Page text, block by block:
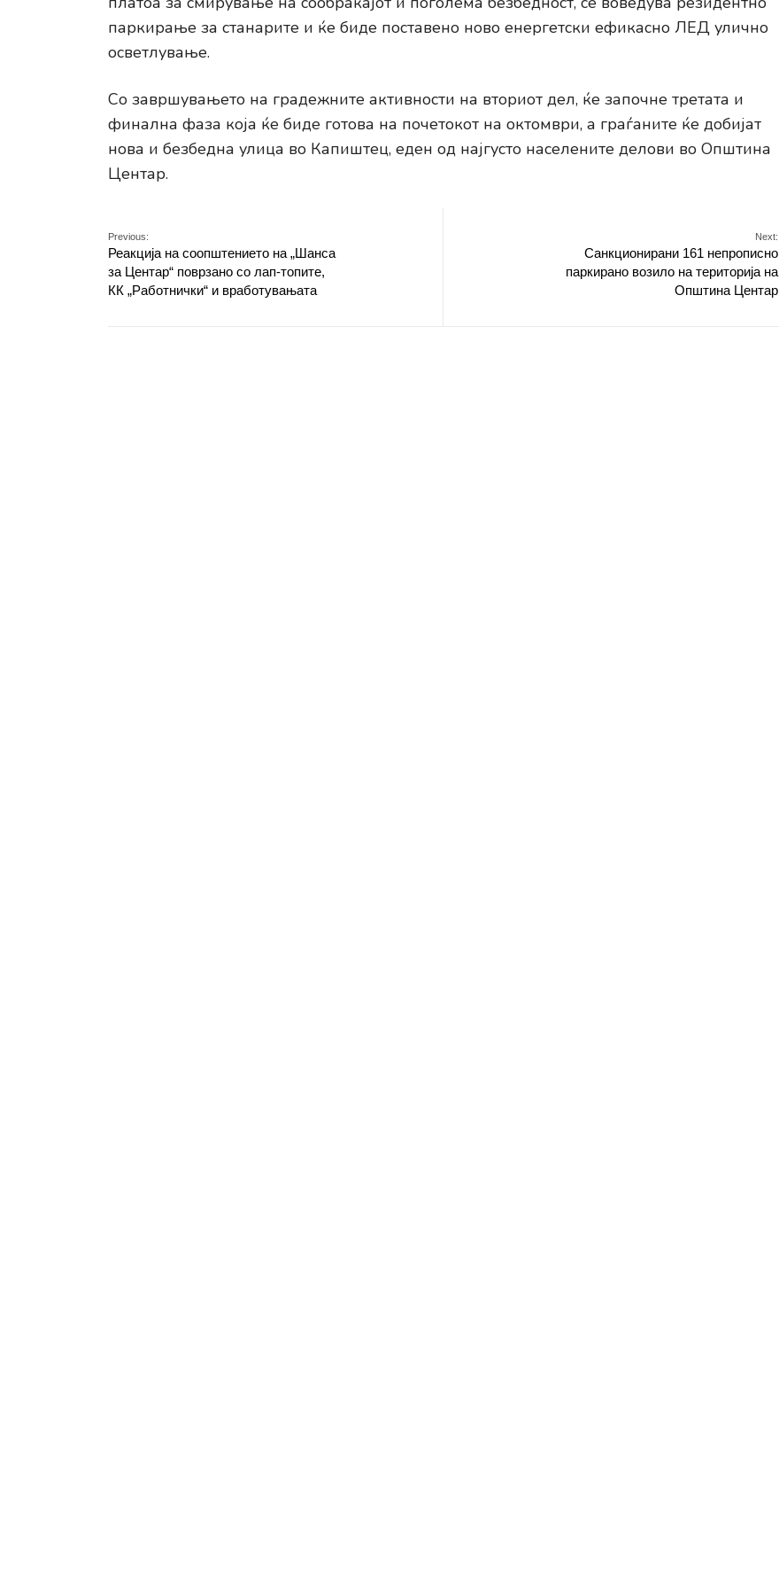
паркирање за станарите и ќе биде поставено ново енергетски ефикасно ЛЕД улично
осветлување.
Со завршувањето на градежните активности на вториот дел, ќе започне третата и
финална фаза која ќе биде готова на почетокот на октомври, а граѓаните ќе добијат
нова и безбедна улица во Капиштец, еден од најгусто населените делови во Општина
Центар.
Previous:
Реакција на соопштението на „Шанса
за Центар“ поврзано со лап-топите,
КК „Работнички“ и вработувањата
Next:
Санкционирани 161 непрописно
паркирано возило на територија на
Општина Центар